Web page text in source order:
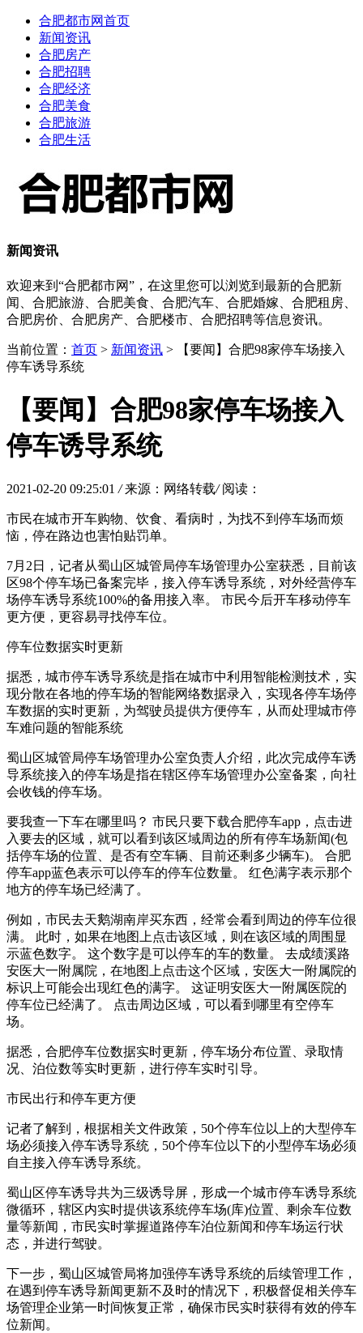
合肥都市网首页
新闻资讯
合肥房产
合肥招聘
合肥经济
合肥美食
合肥旅游
合肥生活
新闻资讯
欢迎来到“合肥都市网”，在这里您可以浏览到最新的合肥新
闻、合肥旅游、合肥美食、合肥汽车、合肥婚嫁、合肥租房、
合肥房价、合肥房产、合肥楼市、合肥招聘等信息资讯。
当前位置： 首页 > 新闻资讯 > 【要闻】合肥98家停车场接入
停车诱导系统
【要闻】合肥98家停车场接入
停车诱导系统
2021-02-20 09:25:01/ 来源：网络转载/ 阅读：
市民在城市开车购物、饮食、看病时，为找不到停车场而烦
恼，停在路边也害怕贴罚单。
7月2日，记者从蜀山区城管局停车场管理办公室获悉，目前该
区98个停车场已备案完毕，接入停车诱导系统，对外经营停车
场停车诱导系统100%的备用接入率。 市民今后开车移动停车
更方便，更容易寻找停车位。
停车位数据实时更新
据悉，城市停车诱导系统是指在城市中利用智能检测技术，实
现分散在各地的停车场的智能网络数据录入，实现各停车场停
车数据的实时更新，为驾驶员提供方便停车，从而处理城市停
车难问题的智能系统
蜀山区城管局停车场管理办公室负责人介绍，此次完成停车诱
导系统接入的停车场是指在辖区停车场管理办公室备案，向社
会收钱的停车场。
要我查一下车在哪里吗？ 市民只要下载合肥停车app，点击进
入要去的区域，就可以看到该区域周边的所有停车场新闻(包
括停车场的位置、是否有空车辆、目前还剩多少辆车)。 合肥
停车app蓝色表示可以停车的停车位数量。 红色满字表示那个
地方的停车场已经满了。
例如，市民去天鹅湖南岸买东西，经常会看到周边的停车位很
满。 此时，如果在地图上点击该区域，则在该区域的周围显
示蓝色数字。 这个数字是可以停车的车的数量。 去成绩溪路
安医大一附属院，在地图上点击这个区域，安医大一附属院的
标识上可能会出现红色的满字。 这证明安医大一附属医院的
停车位已经满了。 点击周边区域，可以看到哪里有空停车
场。
据悉，合肥停车位数据实时更新，停车场分布位置、录取情
况、泊位数等实时更新，进行停车实时引导。
市民出行和停车更方便
记者了解到，根据相关文件政策，50个停车位以上的大型停车
场必须接入停车诱导系统，50个停车位以下的小型停车场必须
自主接入停车诱导系统。
蜀山区停车诱导共为三级诱导屏，形成一个城市停车诱导系统
微循环，辖区内实时提供该系统停车场(库)位置、剩余车位数
量等新闻，市民实时掌握道路停车泊位新闻和停车场运行状
态，并进行驾驶。
下一步，蜀山区城管局将加强停车诱导系统的后续管理工作，
在遇到停车诱导新闻更新不及时的情况下，积极督促相关停车
场管理企业第一时间恢复正常，确保市民实时获得有效的停车
位新闻。